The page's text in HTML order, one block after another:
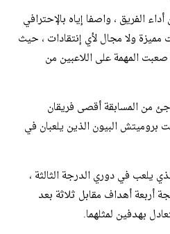
الفريق ، واصفا إياه بالإحترافي
مميزة ولا مجال لأي إنتقادات ، حيث
صعبت المهمة على اللاعبين من
من المسابقة أقصى فريقان
بروميتش البيون الذين يلعبان في
يلعب في دوري الدرجة الثالثة ،
أهداف مقابل ثلاثة بعد
بهدفين لمثلهما.